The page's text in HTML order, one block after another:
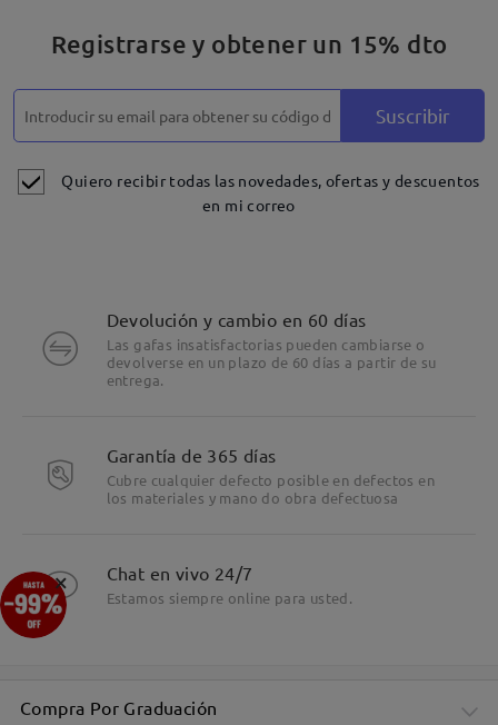
Registrarse y obtener un 15% dto
Suscribir
Quiero recibir todas las novedades, ofertas y descuentos
en mi correo
Devolución y cambio en 60 días
Las gafas insatisfactorias pueden cambiarse o
devolverse en un plazo de 60 días a partir de su
entrega.
Garantía de 365 días
Cubre cualquier defecto posible en defectos en
los materiales y mano do obra defectuosa
Chat en vivo 24/7
Estamos siempre online para usted.
Compra Por Graduación
×